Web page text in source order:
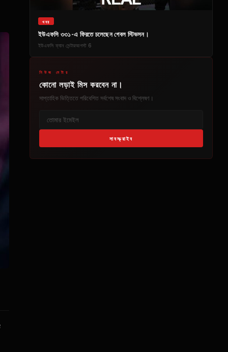
খবর
ইউএফসি ৩৩১-এ ফিরতে চলেছেন গেবল স্টিভসন।
ইউএফসি ফ্যান সেন্টারআগস্ট 6
নিউজ লেটার
কোনো লড়াই মিস করবেন না।
সাপ্তাহিক ভিত্তিতে পরিবেশিত সর্বশেষ সংবাদ ও বিশ্লেষণ।
সাবস্ক্রাইব